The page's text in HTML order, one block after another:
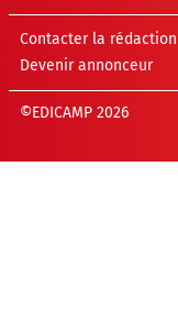
Contacter la rédaction
Devenir annonceur
©EDICAMP 2026